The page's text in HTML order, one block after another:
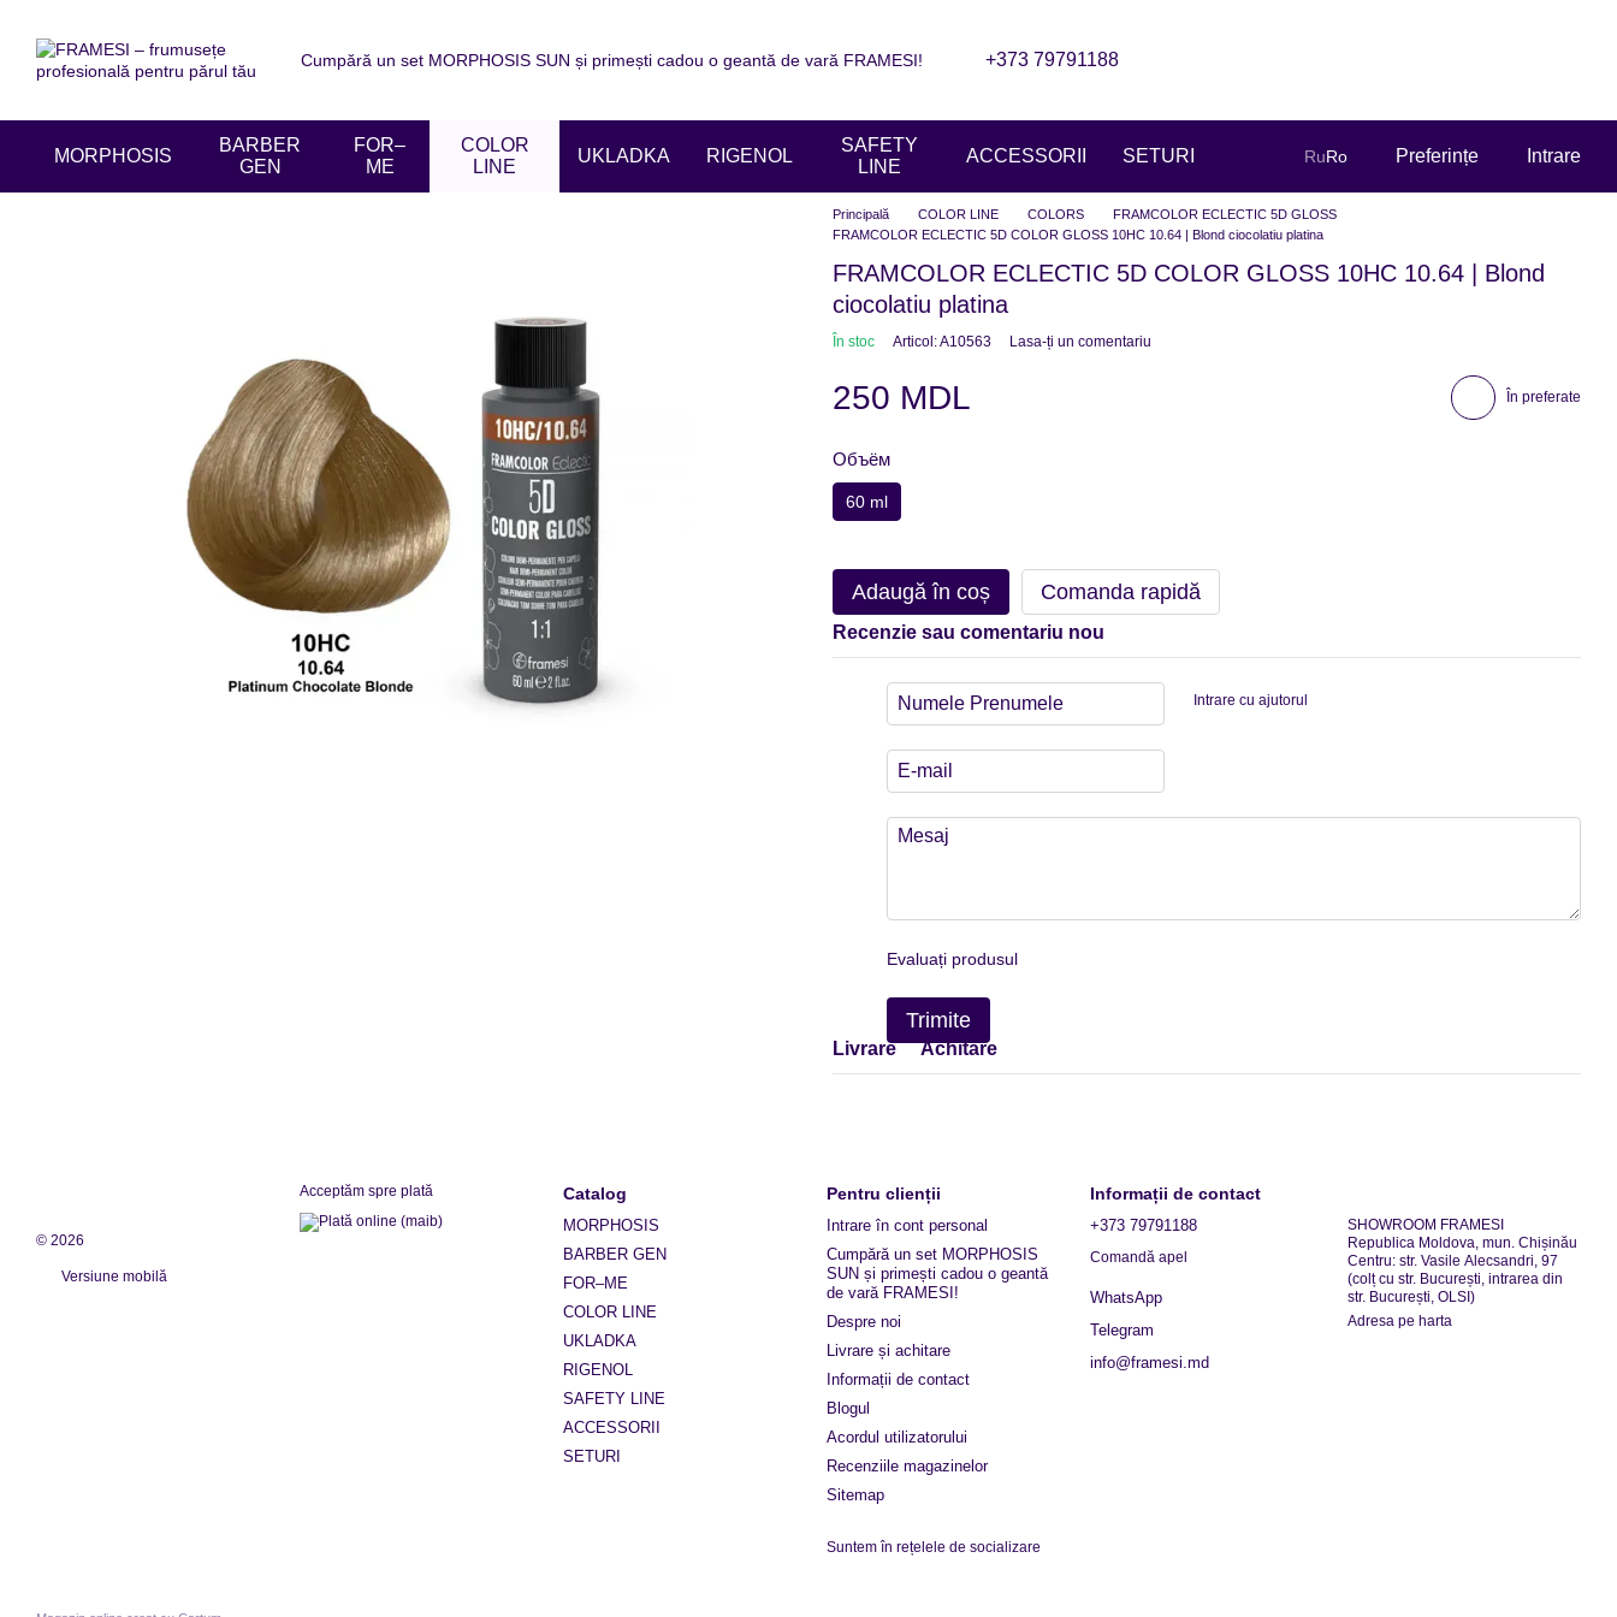
Cumpără un set MORPHOSIS SUN și primești cadou o geantă de vară FRAMESI!
+373 79791188
MORPHOSIS
BARBER
GEN
FOR–
ME
COLOR
LINE
UKLADKA RIGENOL
SAFETY
LINE
ACCESSORII SETURI RuRo Preferințe Intrare
Principală COLOR LINE COLORS
FRAMCOLOR ECLECTIC 5D GLOSS
FRAMCOLOR ECLECTIC 5D COLOR GLOSS 10HC 10.64 | Blond ciocolatiu platina
FRAMCOLOR ECLECTIC 5D COLOR GLOSS 10HC 10.64 | Blond
ciocolatiu platina
În stoc Articol: A10563 Lasa-ți un comentariu
250 MDL În preferate
Объём
60 ml
Adaugă în coș Comanda rapidă
Recenzie sau comentariu nou
Intrare cu ajutorul
Evaluați produsul
Trimite
Livrare Achitare
© 2026
Versiune mobilă
Acceptăm spre plată Catalog
MORPHOSIS
BARBER GEN
FOR–ME
COLOR LINE
UKLADKA
RIGENOL
SAFETY LINE
ACCESSORII
SETURI
Pentru clienții
Intrare în cont personal
Cumpără un set MORPHOSIS
SUN și primești cadou o geantă
de vară FRAMESI!
Despre noi
Livrare și achitare
Informații de contact
Blogul
Acordul utilizatorului
Recenziile magazinelor
Sitemap
Suntem în rețelele de socializare
Informații de contact
+373 79791188
Comandă apel
WhatsApp
Telegram
info@framesi.md
SHOWROOM FRAMESI
Republica Moldova, mun. Chișinău
Centru: str. Vasile Alecsandri, 97
(colț cu str. București, intrarea din
str. București, OLSI)
Adresa pe harta